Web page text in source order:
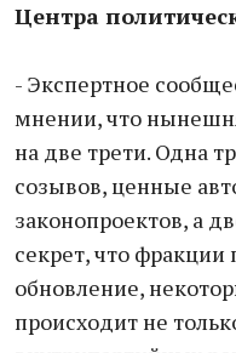
Центра
- Экспертное
мнении, что
на две трети. Одна
созывов, ценные
законопроектов, а
секрет, что
обновление,
происходит не